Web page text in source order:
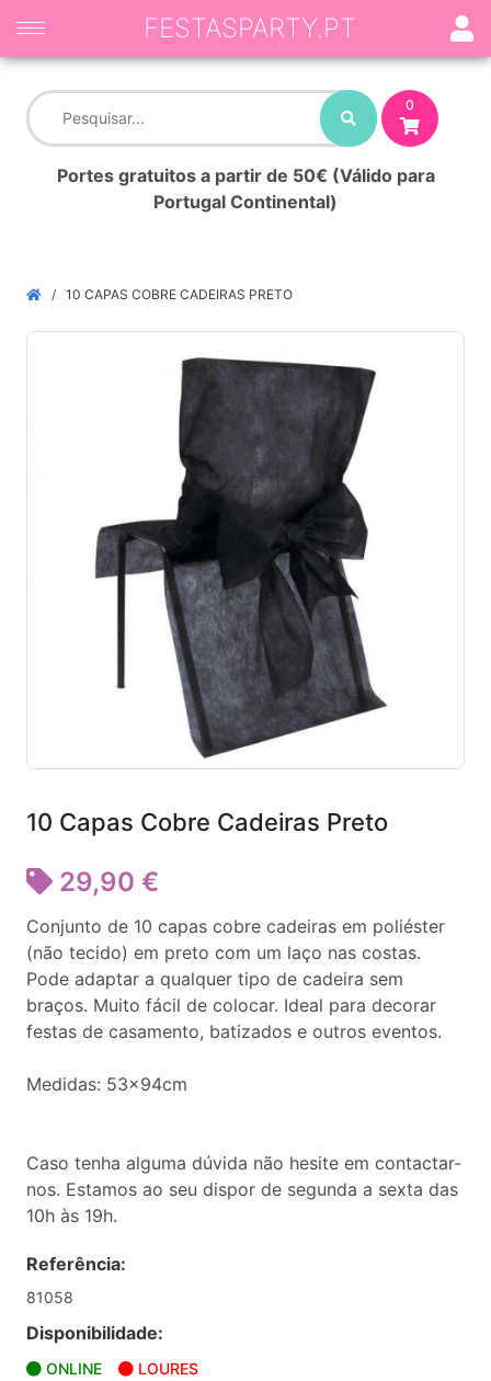
0
Portes gratuitos a partir de 50€ (Válido para
Portugal Continental)
FESTASPARTY.PT
10 CAPAS COBRE CADEIRAS PRETO
10 Capas Cobre Cadeiras Preto
29,90 €
Conjunto de 10 capas cobre cadeiras em poliéster
(não tecido) em preto com um laço nas costas.
Pode adaptar a qualquer tipo de cadeira sem
braços. Muito fácil de colocar. Ideal para decorar
festas de casamento, batizados e outros eventos.
Medidas: 53x94cm
Caso tenha alguma dúvida não hesite em contactar-
nos. Estamos ao seu dispor de segunda a sexta das
10h às 19h.
Referência:
81058
Disponibilidade:
ONLINE LOURES